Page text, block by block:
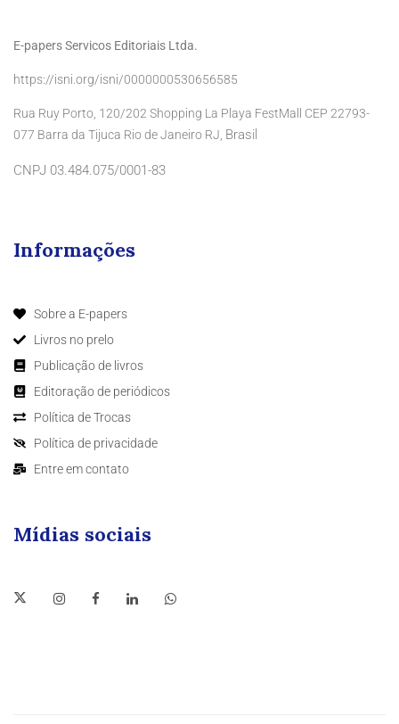
E-papers Servicos Editoriais Ltda.
https://isni.org/isni/0000000530656585
Rua Ruy Porto, 120/202 Shopping La Playa FestMall CEP 22793-
077 Barra da Tijuca Rio de Janeiro RJ, Brasil
CNPJ 03.484.075/0001-83
Informações
Sobre a E-papers
Livros no prelo
Publicação de livros
Editoração de periódicos
Política de Trocas
Política de privacidade
Entre em contato
Mídias sociais